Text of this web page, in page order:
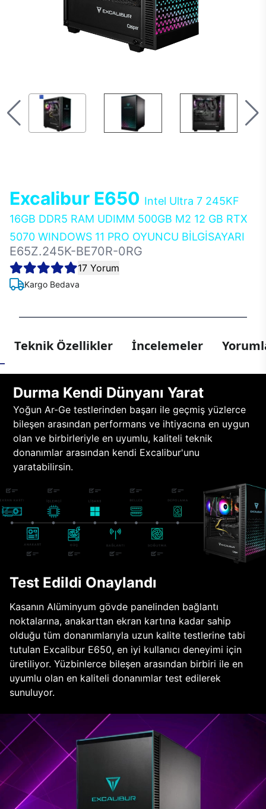
Excalibur E650 Intel Ultra 7 245KF
16GB DDR5 RAM UDIMM 500GB M2 12 GB RTX
5070 WINDOWS 11 PRO OYUNCU BİLGİSAYARI
E65Z.245K-BE70R-0RG
17 Yorum
Kargo Bedava
Teknik Özellikler İncelemeler
Durma Kendi Dünyanı Yarat
Yoğun Ar-Ge testlerinden başarı ile geçmiş yüzlerce
bileşen arasından performans ve ihtiyacına en uygun
olan ve birbirleriyle en uyumlu, kaliteli teknik
donanımlar arasından kendi Excalibur'unu
yaratabilirsin.
Test Edildi Onaylandı
Kasanın Alüminyum gövde panelinden bağlantı
noktalarına, anakarttan ekran kartına kadar sahip
olduğu tüm donanımlarıyla uzun kalite testlerine tabi
tutulan Excalibur E650, en iyi kullanıcı deneyimi için
üretiliyor. Yüzbinlerce bileşen arasından birbiri ile en
uyumlu olan en kaliteli donanımlar test edilerek
sunuluyor.